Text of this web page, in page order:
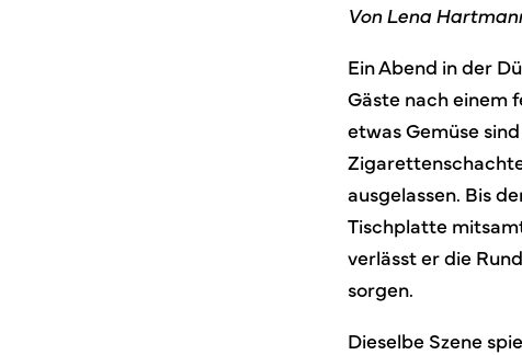
Von Lena
Ein Abend in der
Gäste nach einem
etwas Gemüse
ausgelassen. Bis
Tischplatte
verlässt er die
sorgen.
Dieselbe Szene